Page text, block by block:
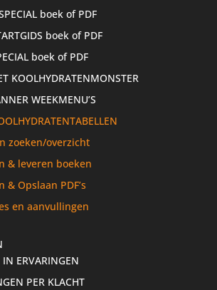
boek of PDF
boek of PDF
boek of PDF
KOOLHYDRATENMONSTER
WEEKMENU’S
zoeken/overzicht
& leveren boeken
& Opslaan PDF’s
en aanvullingen
ERVARINGEN
PER KLACHT